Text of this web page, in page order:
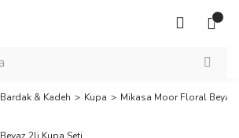
Bardak & Kadeh Kupa Mikasa Moor Floral Beyaz